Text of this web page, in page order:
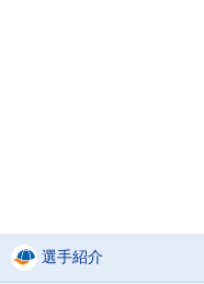
選手紹介